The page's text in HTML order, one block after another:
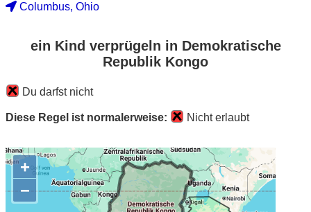
Columbus, Ohio
ein Kind verprügeln in Demokratische
Republik Kongo
Du darfst nicht
Diese Regel ist normalerweise: Nicht erlaubt
+
−